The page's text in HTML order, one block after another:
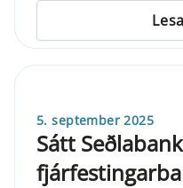
5. september 2025
Sátt